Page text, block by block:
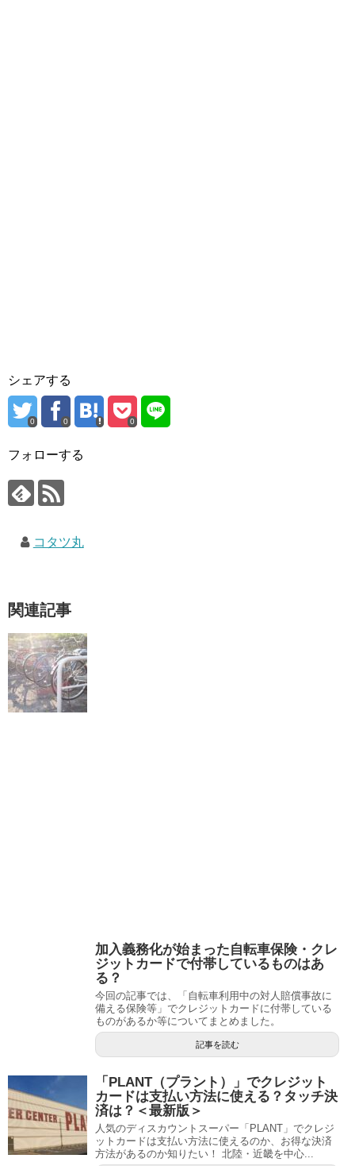
シェアする
0 0 0
フォローする
コタツ丸
関連記事
加入義務化が始まった自転車保険・クレ
ジットカードで付帯しているものはあ
る？
今回の記事では、「自転車利用中の対人賠償事故に
備える保険等」でクレジットカードに付帯している
ものがあるか等についてまとめました。
記事を読む
「PLANT（プラント）」でクレジット
カードは支払い方法に使える？タッチ決
済は？＜最新版＞
人気のディスカウントスーパー「PLANT」でクレジ
ットカードは支払い方法に使えるのか、お得な決済
方法があるのか知りたい！ 北陸・近畿を中心...